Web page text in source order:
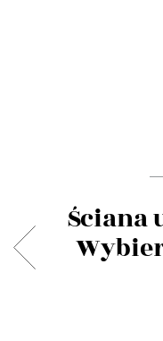
Ściana